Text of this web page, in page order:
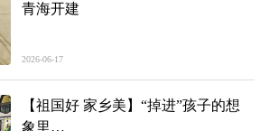
青海开建
2026-06-17
【祖国好 家乡美】“掉进”孩子的想
象里